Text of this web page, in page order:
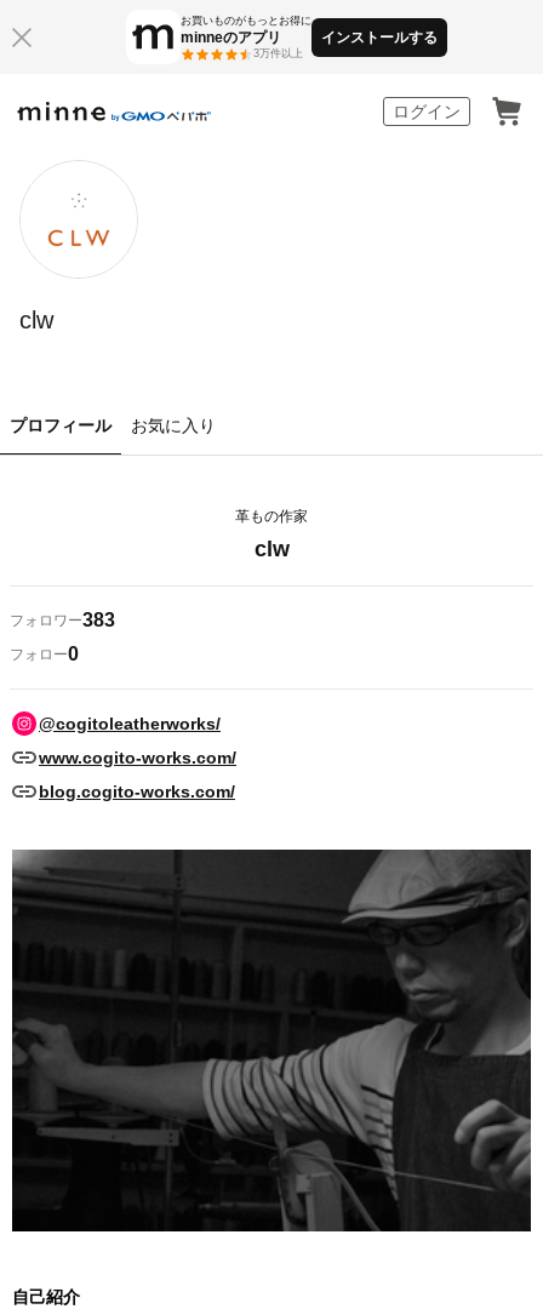
お買いものがもっとお得に
minneのアプリ
3万件以上
インストールする
ログイン
clw
プロフィール お気に入り
革もの作家
clw
フォロワー383
フォロー0
@cogitoleatherworks/
www.cogito-works.com/
blog.cogito-works.com/
自己紹介